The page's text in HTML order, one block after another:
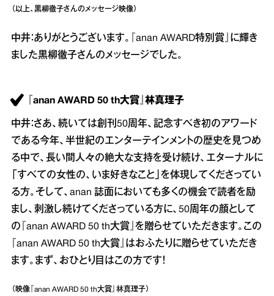
（以上、黒柳徹子さんのメッセージ映像）
中井：ありがとうございます。『anan AWARD特別賞』に輝き
ました黒柳徹子さんのメッセージでした。
『anan AWARD 50 th大賞』林真理子
中井：さあ、続いては創刊50周年、記念すべき初のアワード
である今年、半世紀のエンターテインメントの歴史を見つめ
る中で、長い間人々の絶大な支持を受け続け、エターナルに
「すべての女性の、いま好きなこと」を体現してくださってい
る方。そして、anan 誌面においても多くの機会で読者を励
まし、刺激し続けてくださっている方に、50周年の顔として
の『anan AWARD 50 th大賞』を贈らせていただきます。この
『anan AWARD 50 th大賞』はおふたりに贈らせていただき
ます。まず、おひとり目はこの方です！
（映像『anan AWARD 50 th大賞』林真理子）